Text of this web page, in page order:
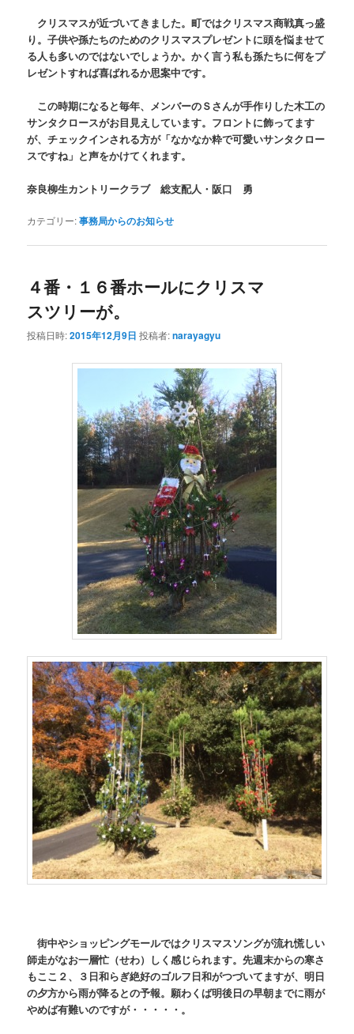
クリスマスが近づいてきました。町ではクリスマス商戦真っ盛
り。子供や孫たちのためのクリスマスプレゼントに頭を悩ませて
る人も多いのではないでしょうか。かく言う私も孫たちに何をプ
レゼントすれば喜ばれるか思案中です。
この時期になると毎年、メンバーのＳさんが手作りした木工の
サンタクロースがお目見えしています。フロントに飾ってます
が、チェックインされる方が「なかなか粋で可愛いサンタクロー
スですね」と声をかけてくれます。
奈良柳生カントリークラブ 総支配人・阪口 勇
カテゴリー:事務局からのお知らせ
４番・１６番ホールにクリスマ
スツリーが。
投稿日時:2015年12月9日 投稿者:narayagyu
街中やショッピングモールではクリスマスソングが流れ慌しい
師走がなお一層忙（せわ）しく感じられます。先週末からの寒さ
もここ２、３日和らぎ絶好のゴルフ日和がつづいてますが、明日
の夕方から雨が降るとの予報。願わくば明後日の早朝までに雨が
やめば有難いのですが・・・・・。